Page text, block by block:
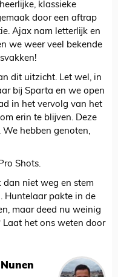
klassieke
door een aftrap
Ajax nam letterlijk en
we weer veel bekende
dit uitzicht. Let wel, in
bij Sparta en we open
in het vervolg van het
erin te blijven. Deze
We hebben genoten,
Shots.
dan niet weg en stem
Huntelaar pakte in de
maar deed nu weinig
Laat het ons weten door